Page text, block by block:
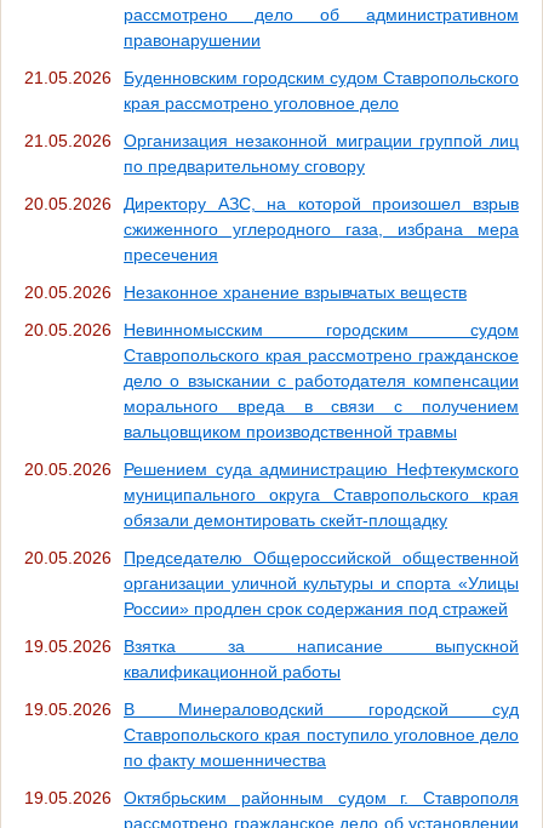
рассмотрено дело об административном
правонарушении
21.05.2026
Буденновским городским судом Ставропольского
края рассмотрено уголовное дело
21.05.2026
Организация незаконной миграции группой лиц
по предварительному сговору
20.05.2026
Директору АЗС, на которой произошел взрыв
сжиженного углеродного газа, избрана мера
пресечения
20.05.2026
Незаконное хранение взрывчатых веществ
20.05.2026
Невинномысским городским судом
Ставропольского края рассмотрено гражданское
дело о взыскании с работодателя компенсации
морального вреда в связи с получением
вальцовщиком производственной травмы
20.05.2026
Решением суда администрацию Нефтекумского
муниципального округа Ставропольского края
обязали демонтировать скейт-площадку
20.05.2026
Председателю Общероссийской общественной
организации уличной культуры и спорта «Улицы
России» продлен срок содержания под стражей
19.05.2026
Взятка за написание выпускной
квалификационной работы
19.05.2026
В Минераловодский городской суд
Ставропольского края поступило уголовное дело
по факту мошенничества
19.05.2026
Октябрьским районным судом г. Ставрополя
рассмотрено гражданское дело об установлении